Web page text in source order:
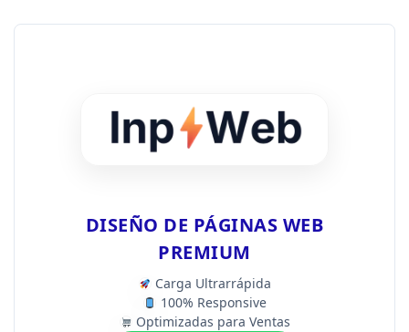
DISEÑO DE PÁGINAS WEB
PREMIUM
Carga Ultrarrápida
100% Responsive
Optimizadas para Ventas